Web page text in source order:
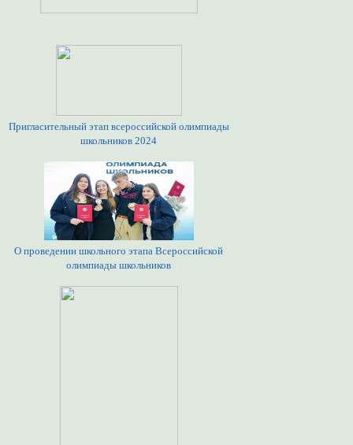
Пригласительный этап всероссийской олимпиады
школьников 2024
О проведении школьного этапа Всероссийской
олимпиады школьников